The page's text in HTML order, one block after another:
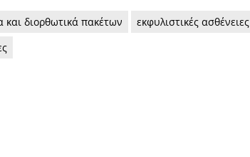
και διορθωτικά πακέτων
εκφυλιστικές ασθένειες